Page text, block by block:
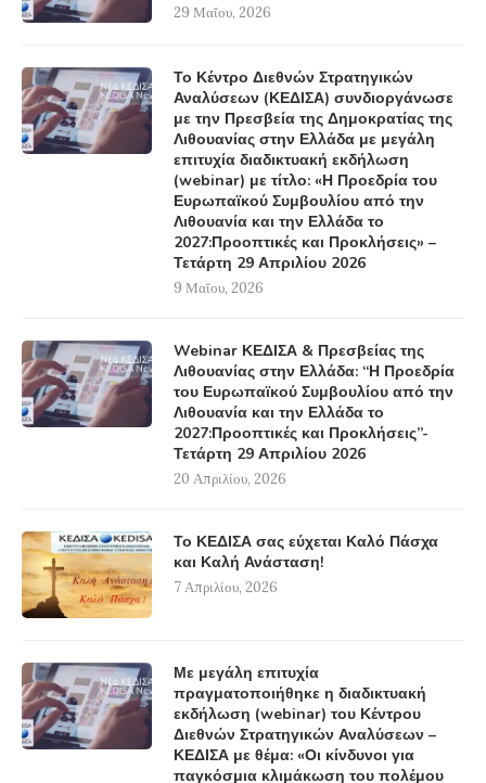
29 Μαΐου, 2026
Το Κέντρο Διεθνών Στρατηγικών
Αναλύσεων (ΚΕΔΙΣΑ) συνδιοργάνωσε
με την Πρεσβεία της Δημοκρατίας της
Λιθουανίας στην Ελλάδα με μεγάλη
επιτυχία διαδικτυακή εκδήλωση
(webinar) με τίτλο: «Η Προεδρία του
Ευρωπαϊκού Συμβουλίου από την
Λιθουανία και την Ελλάδα το
2027:Προοπτικές και Προκλήσεις» –
Τετάρτη 29 Απριλίου 2026
9 Μαΐου, 2026
Webinar ΚΕΔΙΣΑ & Πρεσβείας της
Λιθουανίας στην Ελλάδα: “Η Προεδρία
του Ευρωπαϊκού Συμβουλίου από την
Λιθουανία και την Ελλάδα το
2027:Προοπτικές και Προκλήσεις”-
Τετάρτη 29 Απριλίου 2026
20 Απριλίου, 2026
Το ΚΕΔΙΣΑ σας εύχεται Καλό Πάσχα
και Καλή Ανάσταση!
7 Απριλίου, 2026
Με μεγάλη επιτυχία
πραγματοποιήθηκε η διαδικτυακή
εκδήλωση (webinar) του Κέντρου
Διεθνών Στρατηγικών Αναλύσεων –
ΚΕΔΙΣΑ με θέμα: «Οι κίνδυνοι για
παγκόσμια κλιμάκωση του πολέμου